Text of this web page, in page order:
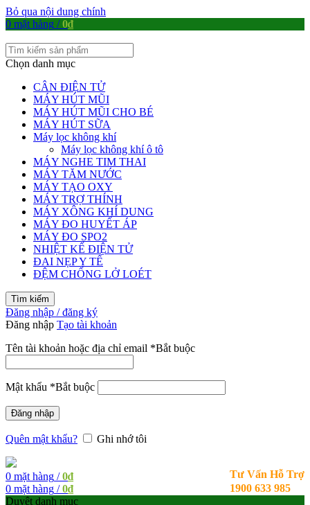
Bỏ qua nội dung chính
0 mặt hàng / 0₫
Chọn danh mục
CÂN ĐIỆN TỬ
MÁY HÚT MŨI
MÁY HÚT MŨI CHO BÉ
MÁY HÚT SỮA
Máy lọc không khí
Máy lọc không khí ô tô
MÁY NGHE TIM THAI
MÁY TĂM NƯỚC
MÁY TẠO OXY
MÁY TRỢ THÍNH
MÁY XÔNG KHÍ DUNG
MÁY ĐO HUYẾT ÁP
MÁY ĐO SPO2
NHIỆT KẾ ĐIỆN TỬ
ĐAI NẸP Y TẾ
ĐỆM CHỐNG LỞ LOÉT
Tìm kiếm
Đăng nhập / đăng ký
Đăng nhập Tạo tài khoản
Tên tài khoản hoặc địa chỉ email *Bắt buộc
Mật khẩu *Bắt buộc
Đăng nhập
Quên mật khẩu? Ghi nhớ tôi
Tư Vấn Hỗ Trợ
1900 633 985
0 mặt hàng / 0₫
0 mặt hàng / 0₫
Duyệt danh mục